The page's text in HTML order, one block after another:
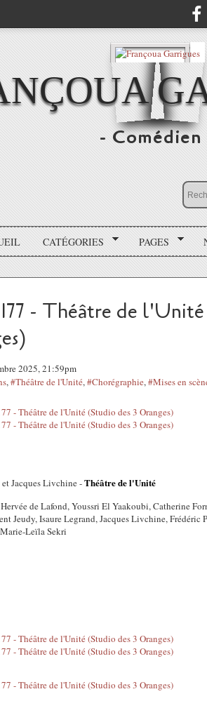
- Comédien
CATÉGORIES PAGES
- Théâtre de l'Unité
2025, 21:59pm
,#Théâtre de l'Unité,#Chorégraphie,#Mises en
Jacques Livchine -Théâtre de l'Unité
de Lafond, Youssri El Yaakoubi, Catherine
Jeudy, Isaure Legrand, Jacques Livchine, Frédéric
Leïla Sekri